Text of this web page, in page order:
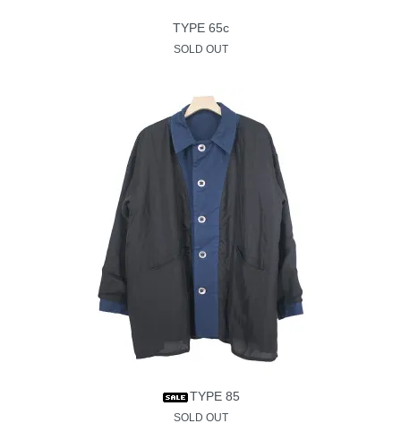
TYPE 65c
SOLD OUT
TYPE 85
SOLD OUT